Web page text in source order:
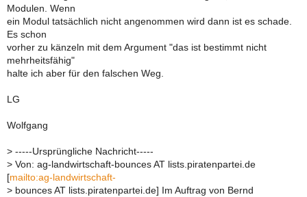
Modulen. Wenn
ein Modul tatsächlich nicht angenommen wird dann ist es schade.
Es schon
vorher zu känzeln mit dem Argument "das ist bestimmt nicht
mehrheitsfähig"
halte ich aber für den falschen Weg.
LG
Wolfgang
> -----Ursprüngliche Nachricht-----
> Von: ag-landwirtschaft-bounces AT lists.piratenpartei.de
[mailto:ag-landwirtschaft-
> bounces AT lists.piratenpartei.de] Im Auftrag von Bernd